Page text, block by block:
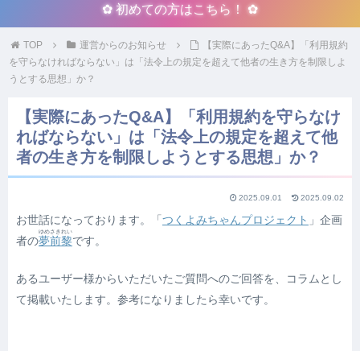
✿ 初めての方はこちら！ ✿
TOP 運営からのお知らせ
【実際にあったQ&A】「利用規約
を守らなければならない」は「法令上の規定を超えて他者の生き方を制限しよ
うとする思想」か？
【実際にあったQ&A】「利用規約を守らなけ
ればならない」は「法令上の規定を超えて他
者の生き方を制限しようとする思想」か？
2025.09.01 2025.09.02
お世話になっております。「 つくよみちゃんプロジェクト 」企画
者の夢前黎
ゆめさきれい
です。
あるユーザー様からいただいたご質問へのご回答を、コラムとし
て掲載いたします。参考になりましたら幸いです。